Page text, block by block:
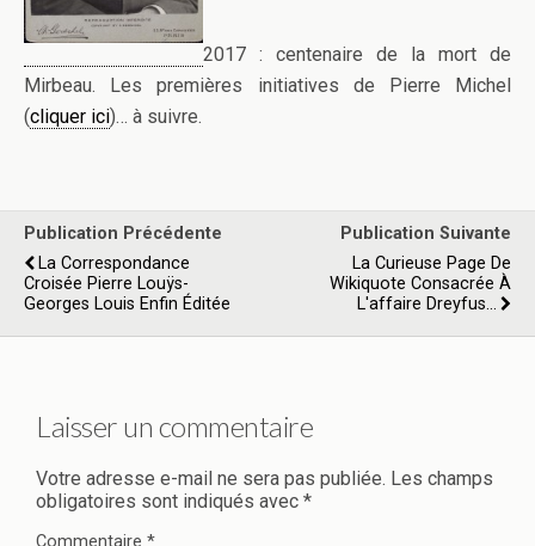
2017 : centenaire de la mort de
Mirbeau. Les premières initiatives de Pierre Michel
(cliquer ici)… à suivre.
Publication Précédente
La Correspondance
Croisée Pierre Louÿs-
Georges Louis Enfin Éditée
Publication Suivante
La Curieuse Page De
Wikiquote Consacrée À
L'affaire Dreyfus...
Laisser un commentaire
Votre adresse e-mail ne sera pas publiée. Les champs
obligatoires sont indiqués avec *
Commentaire *